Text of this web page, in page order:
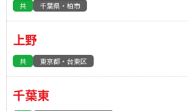
共 千葉県・柏市
上野
共 東京都・台東区
千葉東